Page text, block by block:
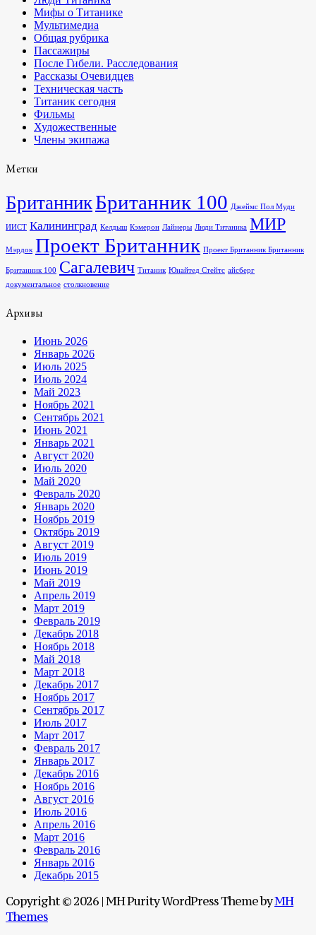
Мифы о Титанике
Мультимедиа
Общая рубрика
Пассажиры
После Гибели. Расследования
Рассказы Очевидцев
Техническая часть
Титаник сегодня
Фильмы
Художественные
Члены экипажа
Метки
БританникБританник 100 Джеймс Пол Муди
ИИСТ Калининград Келдыш Кэмерон Лайнеры Люди Титаника МИР
Мэрдок Проект Британник Проект Британник Британник
Британник 100 Сагалевич Титаник Юнайтед Стейтс айсберг
документальное столкновение
Архивы
Июнь 2026
Январь 2026
Июль 2025
Июль 2024
Май 2023
Ноябрь 2021
Сентябрь 2021
Июнь 2021
Январь 2021
Август 2020
Июль 2020
Май 2020
Февраль 2020
Январь 2020
Ноябрь 2019
Октябрь 2019
Август 2019
Июль 2019
Июнь 2019
Май 2019
Апрель 2019
Март 2019
Февраль 2019
Декабрь 2018
Ноябрь 2018
Май 2018
Март 2018
Декабрь 2017
Ноябрь 2017
Сентябрь 2017
Июль 2017
Март 2017
Февраль 2017
Январь 2017
Декабрь 2016
Ноябрь 2016
Август 2016
Июль 2016
Апрель 2016
Март 2016
Февраль 2016
Январь 2016
Декабрь 2015
Copyright © 2026 | MH Purity WordPress Theme byMH
Themes